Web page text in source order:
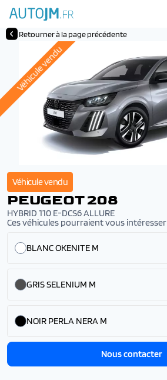
Retourner à la page précédente
Véhicule vendu
Véhicule vendu
PEUGEOT 208
HYBRID 110 E-DCS6 ALLURE
Ces véhicules pourraient vous intéresser
BLANC OKENITE M
GRIS SELENIUM M
NOIR PERLA NERA M
Nous contacter